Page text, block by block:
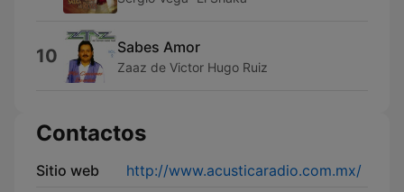
10 Sabes Amor
Zaaz de Victor Hugo Ruiz
Contactos
Sitio web
http://www.acusticaradio.com.mx/